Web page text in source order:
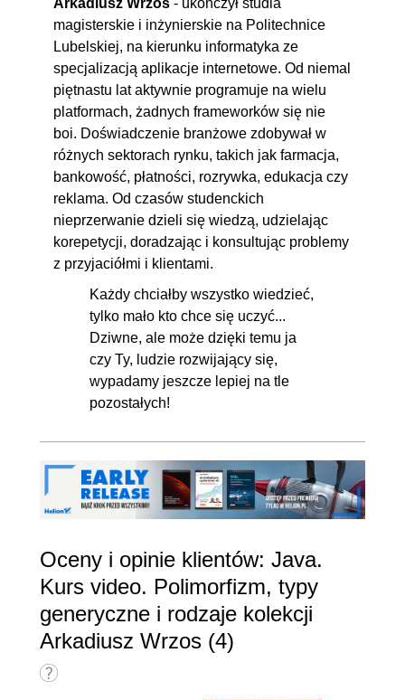
magisterskie i inżynierskie na Politechnice
Lubelskiej, na kierunku informatyka ze
specjalizacją aplikacje internetowe. Od niemal
piętnastu lat aktywnie programuje na wielu
platformach, żadnych frameworków się nie
boi. Doświadczenie branżowe zdobywał w
różnych sektorach rynku, takich jak farmacja,
bankowość, płatności, rozrywka, edukacja czy
reklama. Od czasów studenckich
nieprzerwanie dzieli się wiedzą, udzielając
korepetycji, doradzając i konsultując problemy
z przyjaciółmi i klientami.
Każdy chciałby wszystko wiedzieć,
tylko mało kto chce się uczyć...
Dziwne, ale może dzięki temu ja
czy Ty, ludzie rozwijający się,
wypadamy jeszcze lepiej na tle
pozostałych!
Oceny i opinie klientów: Java.
Kurs video. Polimorfizm, typy
generyczne i rodzaje kolekcji
Arkadiusz Wrzos (4)